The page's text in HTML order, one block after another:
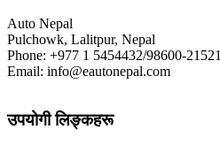
Auto Nepal
Pulchowk, Lalitpur, Nepal
Phone: +977 1 5454432/98600-21521
Email: info@eautonepal.com
उपयोगी लिङ्कहरू